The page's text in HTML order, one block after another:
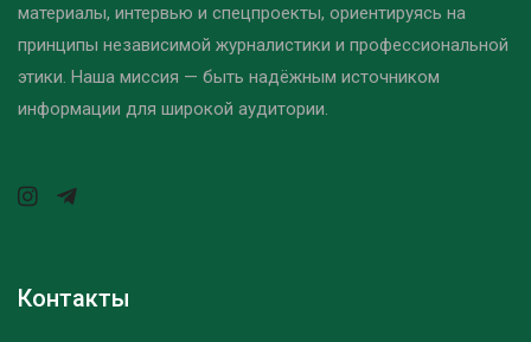
материалы, интервью и спецпроекты, ориентируясь на
принципы независимой журналистики и профессиональной
этики. Наша миссия — быть надёжным источником
информации для широкой аудитории.
Контакты